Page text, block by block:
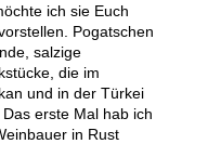
ich sie Euch
Pogatschen
salzige
die im
und in der Türkei
erste Mal hab ich
in Rust